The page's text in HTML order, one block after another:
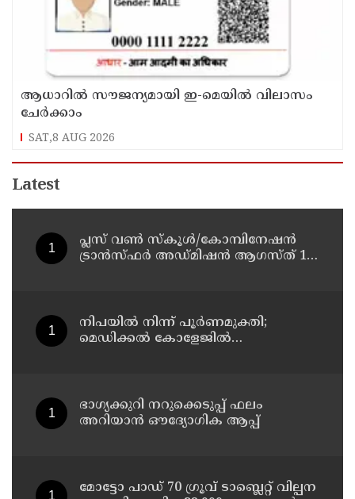
ആധാറിൽ സൗജന്യമായി ഇ-മെയിൽ വിലാസം
ചേർക്കാം
SAT,8 AUG 2026
Latest
പ്ലസ് വൺ സ്‌കൂൾ/കോമ്പിനേഷൻ
ട്രാൻസ്ഫർ അഡ്മിഷൻ ആഗസ്ത് 10,
നിപയിൽ നിന്ന് പൂർണമുക്തി;
മെഡിക്കൽ കോളേജിൽ
ഭാഗ്യക്കുറി നറുക്കെടുപ്പ് ഫലം
അറിയാൻ ഔദ്യോഗിക ആപ്പ്
മോട്ടോ പാഡ് 70 ഗ്രൂവ് ടാബ്ലെറ്റ് വില്പന